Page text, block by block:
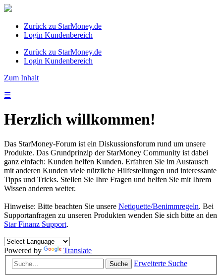
Zurück zu StarMoney.de
Login Kundenbereich
Zurück zu StarMoney.de
Login Kundenbereich
Zum Inhalt
☰
Herzlich willkommen!
Das StarMoney-Forum ist ein Diskussionsforum rund um unsere
Produkte. Das Grundprinzip der StarMoney Community ist dabei
ganz einfach: Kunden helfen Kunden. Erfahren Sie im Austausch
mit anderen Kunden viele nützliche Hilfestellungen und interessante
Tipps und Tricks. Stellen Sie Ihre Fragen und helfen Sie mit Ihrem
Wissen anderen weiter.
Hinweise: Bitte beachten Sie unsere Netiquette/Benimmregeln. Bei
Supportanfragen zu unseren Produkten wenden Sie sich bitte an den
Star Finanz Support.
Powered by Translate
Suche Erweiterte Suche